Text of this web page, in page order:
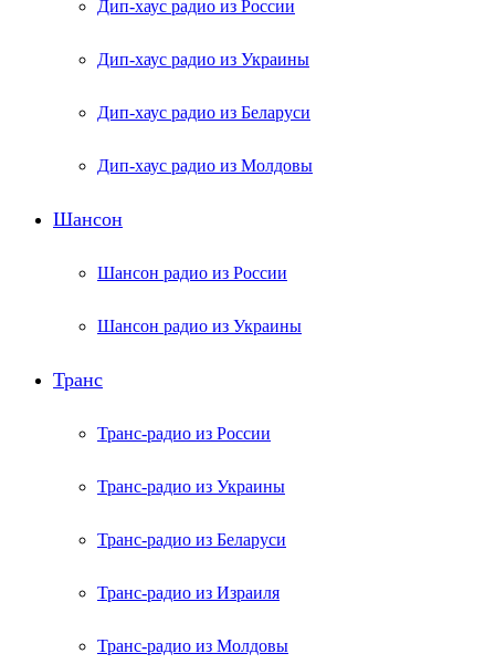
Дип-хаус радио из России
Дип-хаус радио из Украины
Дип-хаус радио из Беларуси
Дип-хаус радио из Молдовы
Шансон
Шансон радио из России
Шансон радио из Украины
Транс
Транс-радио из России
Транс-радио из Украины
Транс-радио из Беларуси
Транс-радио из Израиля
Транс-радио из Молдовы